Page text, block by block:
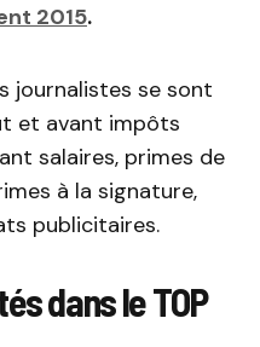
2015.
journalistes se sont
et avant impôts
salaires, primes de
à la signature,
publicitaires.
dans le TOP